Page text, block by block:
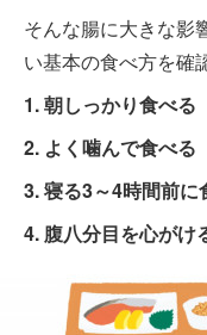
そんな腸に大きな影
い基本の食べ方を確
1. 朝しっかり食べる
2. よく噛んで食べる
3. 寝る3～4時間前に
4. 腹八分目を心がけ